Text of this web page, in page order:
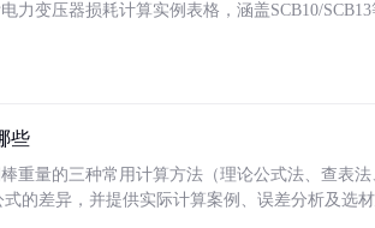
力变压器损耗计算实例表格，涵盖SCB10/
些
重量的三种常用计算方法（理论公式法、查表
式的差异，并提供实际计算案例、误差分析及选